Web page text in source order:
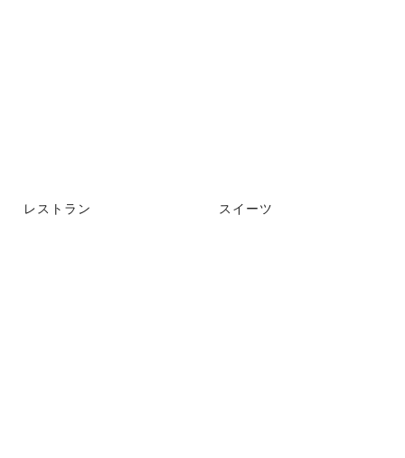
レストラン スイーツ